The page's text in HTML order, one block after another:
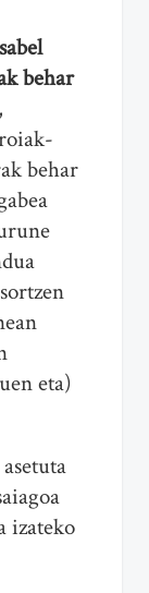
sabel
behar
behar
eta)
izateko